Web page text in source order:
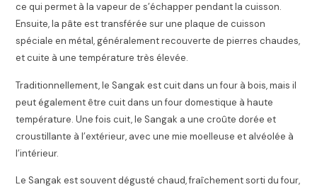
ce qui permet à la vapeur de s’échapper pendant la cuisson.
Ensuite, la pâte est transférée sur une plaque de cuisson
spéciale en métal, généralement recouverte de pierres chaudes,
et cuite à une température très élevée.
Traditionnellement, le Sangak est cuit dans un four à bois, mais il
peut également être cuit dans un four domestique à haute
température. Une fois cuit, le Sangak a une croûte dorée et
croustillante à l’extérieur, avec une mie moelleuse et alvéolée à
l’intérieur.
Le Sangak est souvent dégusté chaud, fraîchement sorti du four,